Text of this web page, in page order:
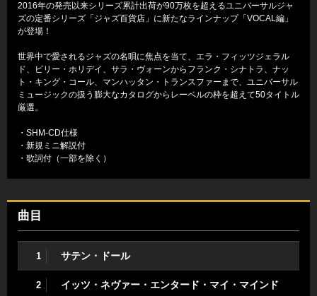
2016年の発売以来シリーズ累計出荷が90万枚を超えるユニバーサルジャ
ズの定番シリーズ「ジャズ百貨店」に新たなラインナップ「VOCAL編」
が登場！
世界中で愛されるジャズの名唄に焦点を当て、エラ・フィッツジェラル
ド、ビリー・ホリデイ、サラ・ヴォーンからフランク・シナトラ、ナッ
ト・キング・コール、マンハッタン・トランスファーまで、ユニバーサル
ミュージックの扱う膨大なカタログからレーベルの枠を超えて50タイトル
厳選。
・SHM-CD仕様
・新規ミニ解説付
・歌詞付（一部を除く）
曲目
1 サテン・ドール
2 イッツ・ネヴァー・エンタード・マイ・マインド